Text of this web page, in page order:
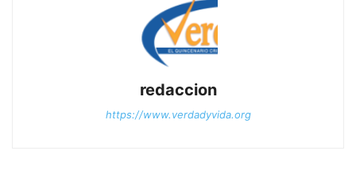
redaccion
https://www.verdadyvida.org